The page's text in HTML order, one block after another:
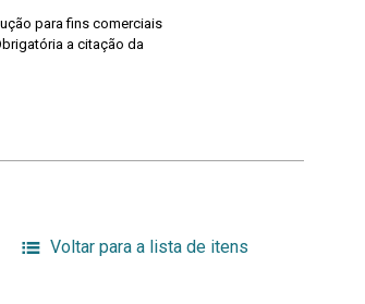
para fins comerciais
a citação da
Voltar para a lista de itens